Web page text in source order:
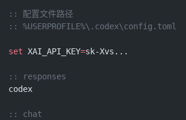
:: 配置文件路径
:: %USERPROFILE%\.codex\config.toml
set XAI_API_KEY=sk-Xvs...
:: responses
codex
:: chat